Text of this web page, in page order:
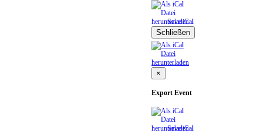
Save iCal
Schließen
×
Export Event
Save iCal